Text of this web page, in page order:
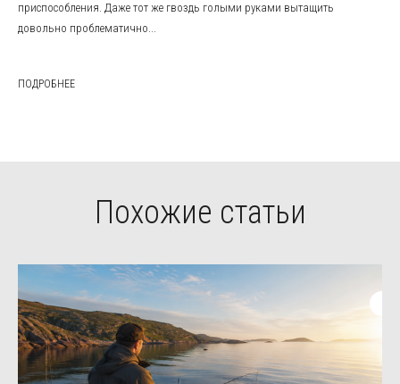
приспособления. Даже тот же гвоздь голыми руками вытащить
довольно проблематично...
ПОДРОБНЕЕ
Похожие статьи